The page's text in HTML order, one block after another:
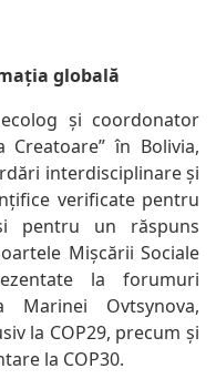
globală
și coordonator
Creatoare” în Bolivia,
interdisciplinare și
verificate pentru
pentru un răspuns
Mișcării Sociale
la forumuri
Marinei Ovtsynova,
la COP29, precum și
la COP30.